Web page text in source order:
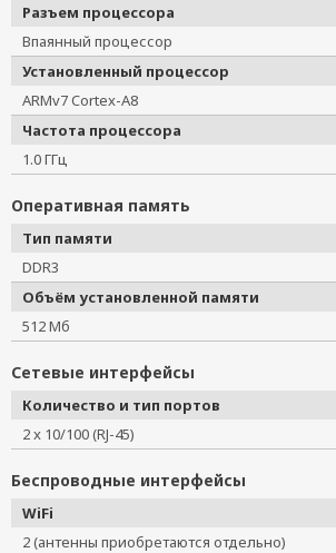
Разъем процессора
Впаянный процессор
Установленный процессор
ARMv7 Cortex-A8
Частота процессора
1.0 ГГц
Оперативная память
Тип памяти
DDR3
Объём установленной памяти
512 Мб
Сетевые интерфейсы
Количество и тип портов
2 x 10/100 (RJ-45)
Беспроводные интерфейсы
WiFi
2 (антенны приобретаются отдельно)